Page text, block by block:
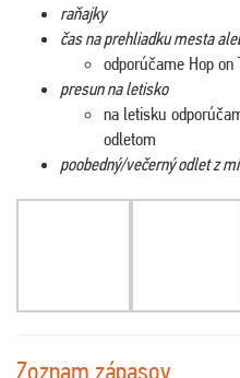
raňajky
čas na prehliadku mesta
odporúčame Hop
presun na letisko
na letisku
odletom
poobedný/večerný odlet z
Zoznam zápasov